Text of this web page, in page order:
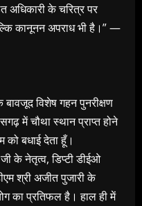
अधिकारी के चरित्र पर
कानूनन अपराध भी है।” —
बावजूद विशेष गहन पुनरीक्षण
में चौथा स्थान प्राप्त होने
को बधाई देता हूँ।
के नेतृत्व, डिप्टी डीईओ
श्री अजीत पुजारी के
का प्रतिफल है। हाल ही में